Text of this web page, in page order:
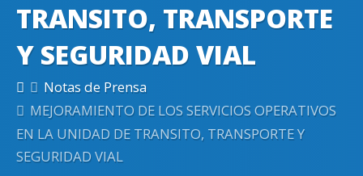
TRANSITO, TRANSPORTE
Y SEGURIDAD VIAL
Notas de Prensa
MEJORAMIENTO DE LOS SERVICIOS OPERATIVOS
EN LA UNIDAD DE TRANSITO, TRANSPORTE Y
SEGURIDAD VIAL